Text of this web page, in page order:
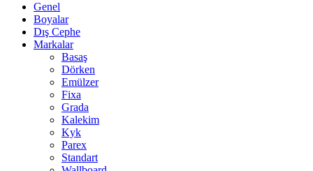
Genel
Boyalar
Dış Cephe
Markalar
Basaş
Dörken
Emülzer
Fixa
Grada
Kalekim
Kyk
Parex
Standart